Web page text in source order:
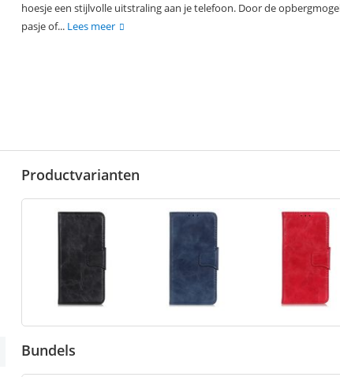
hoesje een stijlvolle uitstraling aan je telefoon. Door de
pasje of... Lees meer
Productvarianten
Bundels